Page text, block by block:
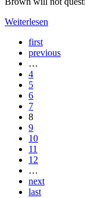
Weiterlesen
first
previous
…
4
5
6
7
8
9
10
11
12
…
next
last